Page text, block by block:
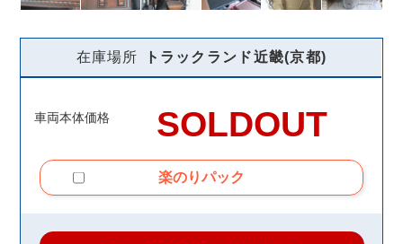
在庫場所 トラックランド近畿(京都)
車両本体価格 SOLDOUT
楽のりパック